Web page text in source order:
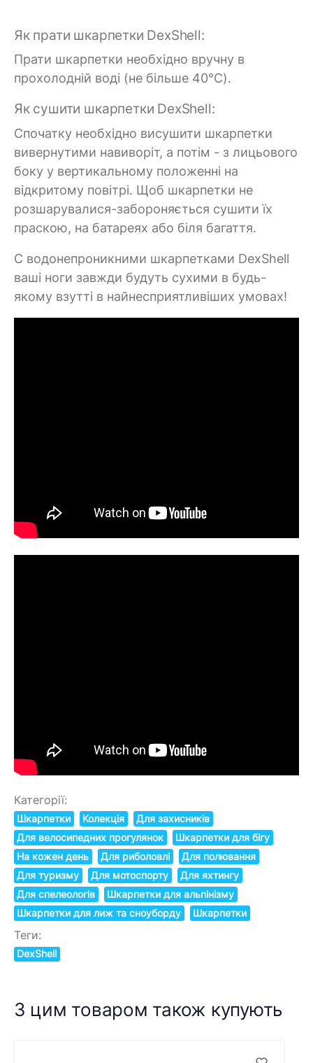
Як прати шкарпетки DexShell:
Прати шкарпетки необхідно вручну в
прохолодній воді (не більше 40°C).
Як сушити шкарпетки DexShell:
Спочатку необхідно висушити шкарпетки
вивернутими навиворіт, а потім - з лицьового
боку у вертикальному положенні на
відкритому повітрі. Щоб шкарпетки не
розшарувалися-забороняється сушити їх
праскою, на батареях або біля багаття.
C водонепроникними шкарпетками DexShell
ваші ноги завжди будуть сухими в будь-
якому взутті в найнесприятливіших умовах!
Категорії:
Шкарпетки Колекція
Для захисників
Для велосипедних прогулянок
Шкарпетки для бігу
На кожен день
Для риболовлі
Для полювання
Для туризму
Для мотоспорту
Для яхтингу
Для спелеологів
Шкарпетки для альпінізму
Шкарпетки для лиж та сноуборду
Шкарпетки
Теги:
DexShell
З цим товаром також купують